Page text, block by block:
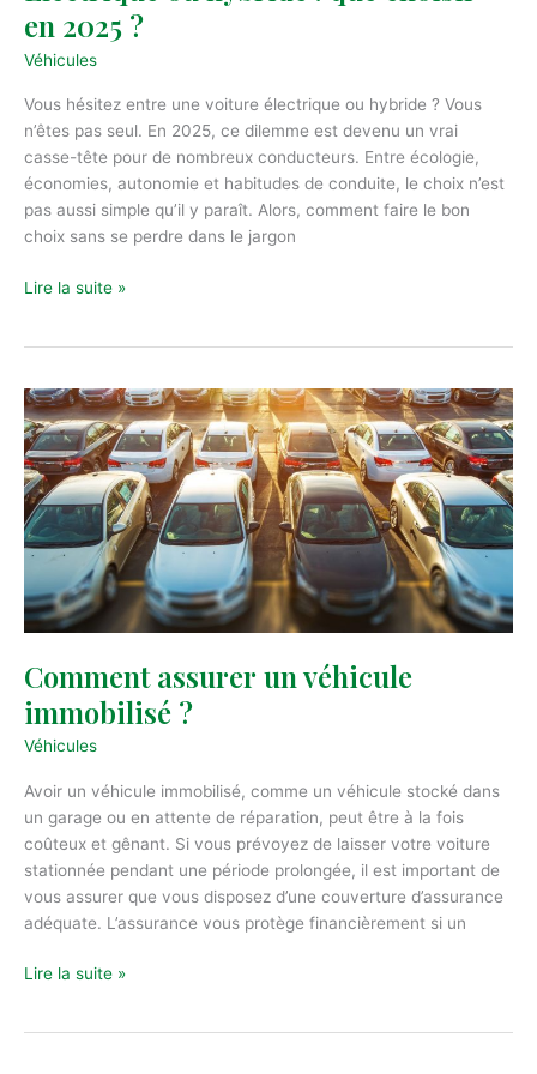
ne
rien
en 2025 ?
Véhicules
Vous hésitez entre une voiture électrique ou hybride ? Vous
n’êtes pas seul. En 2025, ce dilemme est devenu un vrai
casse-tête pour de nombreux conducteurs. Entre écologie,
économies, autonomie et habitudes de conduite, le choix n’est
pas aussi simple qu’il y paraît. Alors, comment faire le bon
choix sans se perdre dans le jargon
Électrique
que
choisir
en
2025
?
Lire la suite »
Comment assurer un véhicule
immobilisé ?
Véhicules
Avoir un véhicule immobilisé, comme un véhicule stocké dans
un garage ou en attente de réparation, peut être à la fois
coûteux et gênant. Si vous prévoyez de laisser votre voiture
stationnée pendant une période prolongée, il est important de
vous assurer que vous disposez d’une couverture d’assurance
adéquate. L’assurance vous protège financièrement si un
Comment
Lire la suite »